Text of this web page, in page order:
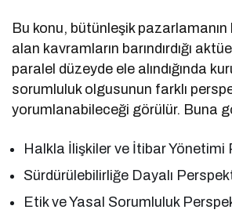
Bu konu, bütünleşik pazarlamanın
alan kavramların barındırdığı
paralel düzeyde ele alındığında
sorumluluk olgusunun farklı
yorumlanabileceği görülür. Buna
Halkla İlişkiler ve İtibar Yönetimi
Sürdürülebilirliğe Dayalı
Etik ve Yasal Sorumluluk